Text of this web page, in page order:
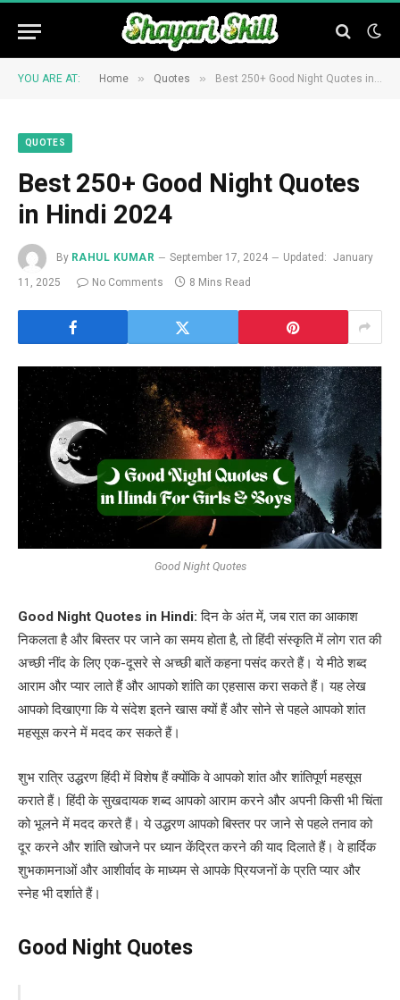
YOU ARE AT: Home » Quotes » Best 250+ Good Night Quotes in Hindi 2024
QUOTES
Best 250+ Good Night Quotes
in Hindi 2024
By RAHUL KUMAR September 17, 2024 Updated: January
11, 2025
No Comments 8 Mins Read
Good Night Quotes
Good Night Quotes in Hindi: दिन के अंत में, जब रात का आकाश
निकलता है और बिस्तर पर जाने का समय होता है, तो हिंदी संस्कृति में लोग रात की
अच्छी नींद के लिए एक-दूसरे से अच्छी बातें कहना पसंद करते हैं। ये मीठे शब्द
आराम और प्यार लाते हैं और आपको शांति का एहसास करा सकते हैं। यह लेख
आपको दिखाएगा कि ये संदेश इतने खास क्यों हैं और सोने से पहले आपको शांत
महसूस करने में मदद कर सकते हैं।
शुभ रात्रि उद्धरण हिंदी में विशेष हैं क्योंकि वे आपको शांत और शांतिपूर्ण महसूस
कराते हैं। हिंदी के सुखदायक शब्द आपको आराम करने और अपनी किसी भी चिंता
को भूलने में मदद करते हैं। ये उद्धरण आपको बिस्तर पर जाने से पहले तनाव को
दूर करने और शांति खोजने पर ध्यान केंद्रित करने की याद दिलाते हैं। वे हार्दिक
शुभकामनाओं और आशीर्वाद के माध्यम से आपके प्रियजनों के प्रति प्यार और
स्नेह भी दर्शाते हैं।
Good Night Quotes